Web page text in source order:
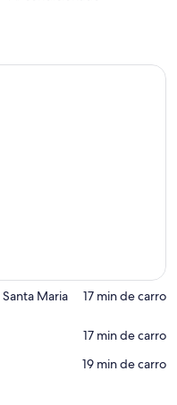
Maria
‪17 min de carro‬
‪17 min de carro‬
‪19 min de carro‬